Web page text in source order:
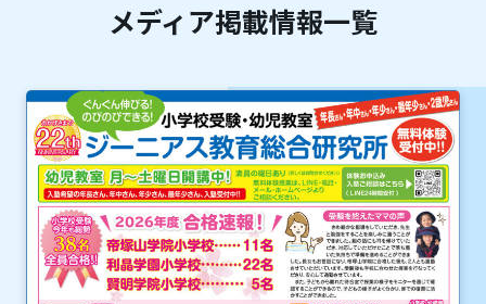
メディア掲載情報一覧